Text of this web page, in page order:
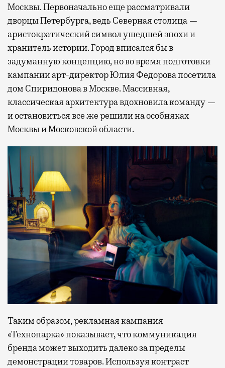
Москвы. Первоначально еще рассматривали
дворцы Петербурга, ведь Северная столица —
аристократический символ ушедшей эпохи и
хранитель истории. Город вписался бы в
задуманную концепцию, но во время подготовки
кампании арт-директор Юлия Федорова посетила
дом Спиридонова в Москве. Массивная,
классическая архитектура вдохновила команду —
и остановиться все же решили на особняках
Москвы и Московской области.
Таким образом, рекламная кампания
«Технопарка» показывает, что коммуникация
бренда может выходить далеко за пределы
демонстрации товаров. Используя контраст